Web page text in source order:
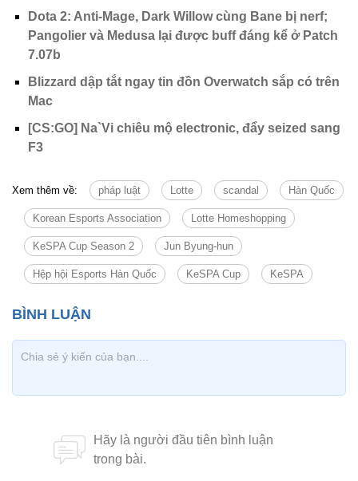
Dota 2: Anti-Mage, Dark Willow cùng Bane bị nerf;
Pangolier và Medusa lại được buff đáng kể ở Patch
7.07b
Blizzard dập tắt ngay tin đồn Overwatch sắp có trên
Mac
[CS:GO] Na`Vi chiêu mộ electronic, đẩy seized sang
F3
Xem thêm về: pháp luật Lotte scandal Hàn Quốc
Korean Esports Association Lotte Homeshopping
KeSPA Cup Season 2 Jun Byung-hun
Hệp hội Esports Hàn Quốc KeSPA Cup KeSPA